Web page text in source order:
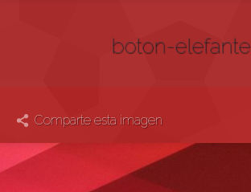
boton-elefante
Comparte esta imagen